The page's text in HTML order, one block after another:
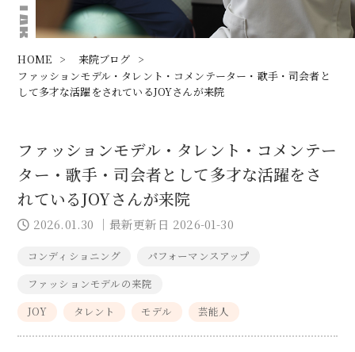
HOME > 来院ブログ >
ファッションモデル・タレント・コメンテーター・歌手・司会者と
して多才な活躍をされているJOYさんが来院
ファッションモデル・タレント・コメンテー
ター・歌手・司会者として多才な活躍をさ
れているJOYさんが来院
2026.01.30 ｜最新更新日 2026-01-30
コンディショニング
パフォーマンスアップ
ファッションモデルの来院
JOY
タレント モデル 芸能人